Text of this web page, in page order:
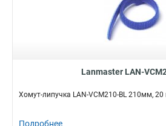
Lanmaster LAN-
Хомут-липучка LAN-VCM210-BL 210мм, 20
Подробнее